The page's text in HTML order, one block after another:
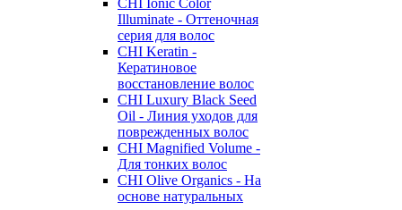
CHI Ionic Color
Illuminate - Оттеночная
серия для волос
CHI Keratin -
Кератиновое
восстановление волос
CHI Luxury Black Seed
Oil - Линия уходов для
поврежденных волос
CHI Magnified Volume -
Для тонких волос
CHI Olive Organics - На
основе натуральных